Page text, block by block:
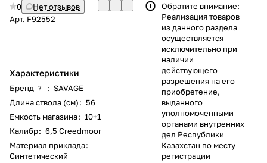
0
Нет отзывов
Арт. F92552
Характеристики
Бренд ? : SAVAGE
Длина ствола (см): 56
Емкость магазина: 10+1
Калибр: 6,5 Creedmoor
Материал приклада:
Синтетический
Обратите внимание:
Реализация товаров
из данного раздела
осуществляется
исключительно при
наличии
действующего
разрешения на его
приобретение,
выданного
уполномоченными
органами внутренних
дел Республики
Казахстан по месту
регистрации